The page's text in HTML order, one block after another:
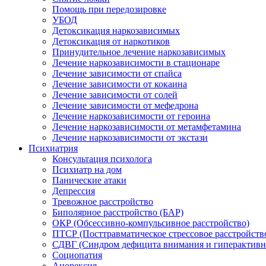
Помощь при передозировке
УБОД
Детоксикация наркозависимых
Детоксикация от наркотиков
Принудительное лечение наркозависимых
Лечение наркозависимости в стационаре
Лечение зависимости от спайса
Лечение зависимости от кокаина
Лечение зависимости от солей
Лечение зависимости от мефедрона
Лечение наркозависимости от героина
Лечение наркозависимости от метамфетамина
Лечение наркозависимости от экстази
Психиатрия
Консультация психолога
Психиатр на дом
Панические атаки
Депрессия
Тревожное расстройство
Биполярное расстройство (БАР)
ОКР (Обсессивно-компульсивное расстройство)
ПТСР (Посттравматическое стрессовое
СДВГ (Синдром дефицита внимания и
Социопатия